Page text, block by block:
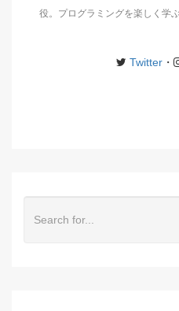
役。プログラミングを楽しく学
Twitter・